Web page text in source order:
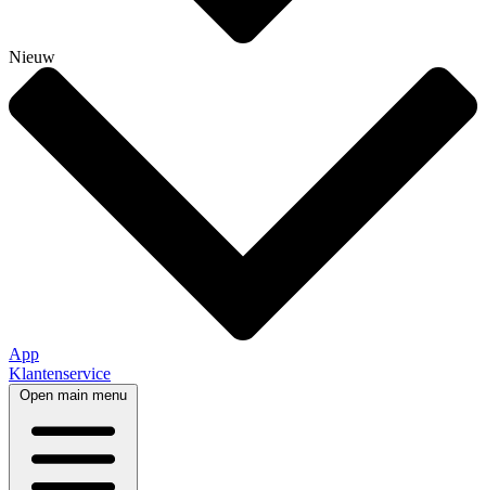
Nieuw
App
Klantenservice
Open main menu